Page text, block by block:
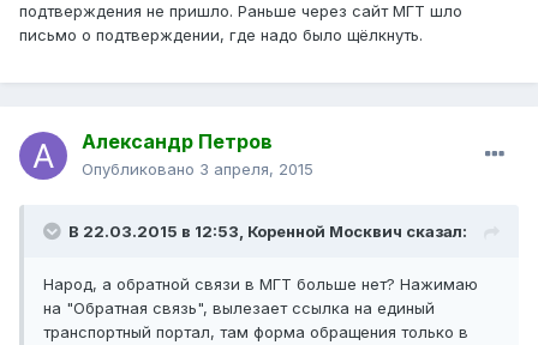
подтверждения не пришло. Раньше через сайт МГТ шло
письмо о подтверждении, где надо было щёлкнуть.
Александр Петров
Опубликовано 3 апреля, 2015
В 22.03.2015 в 12:53, Коренной Москвич сказал:
Народ, а обратной связи в МГТ больше нет? Нажимаю
на "Обратная связь", вылезает ссылка на единый
транспортный портал, там форма обращения только в